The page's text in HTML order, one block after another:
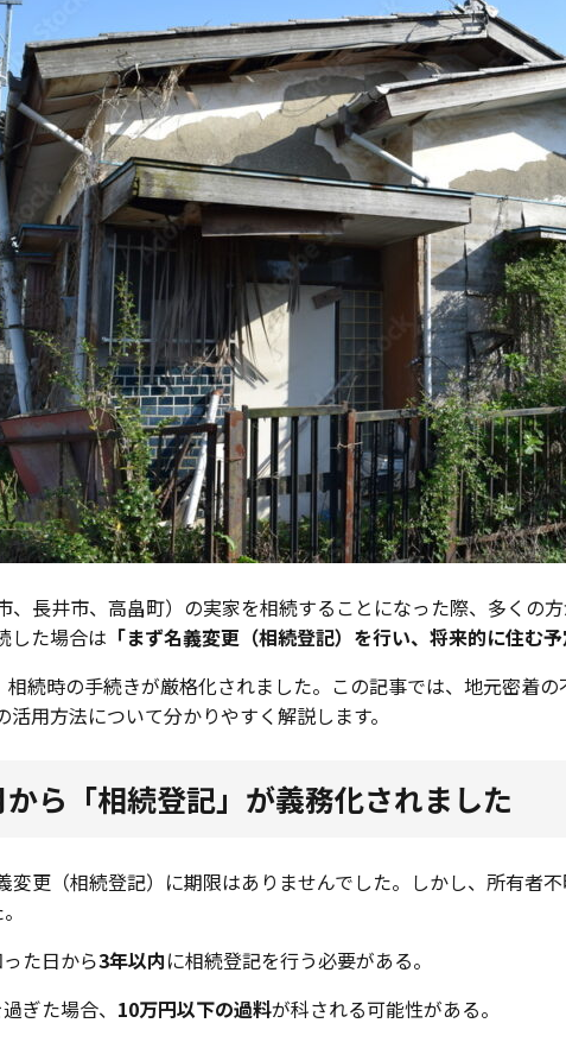
長井市、高畠町）の実家を相続することになった際、多くの
した場合は 「まず名義変更（相続登記）を行い、将来的に住む
続時の手続きが厳格化されました。この記事では、地元密着
用方法について分かりやすく解説します。
ら「相続登記」が義務化されました
更（相続登記）に期限はありませんでした。しかし、所有者
た日から3年以内に相続登記を行う必要がある。
ぎた場合、 10万円以下の過料が科される可能性がある。